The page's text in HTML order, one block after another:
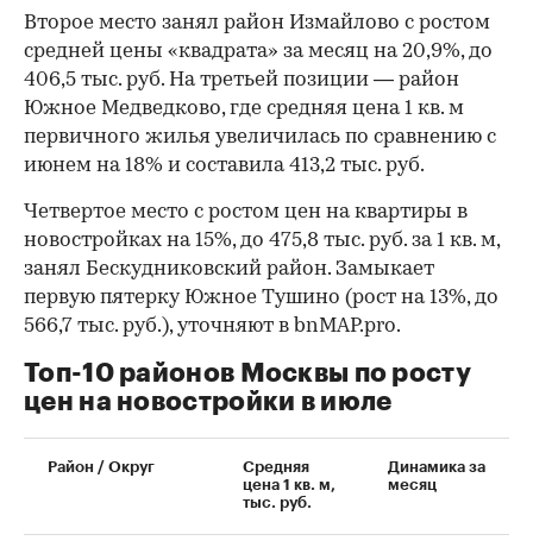
Второе место занял район Измайлово с ростом
средней цены «квадрата» за месяц на 20,9%, до
406,5 тыс. руб. На третьей позиции — район
Южное Медведково, где средняя цена 1 кв. м
первичного жилья увеличилась по сравнению с
июнем на 18% и составила 413,2 тыс. руб.
00:00 / 00:00
Четвертое место с ростом цен на квартиры в
новостройках на 15%, до 475,8 тыс. руб. за 1 кв. м,
занял Бескудниковский район. Замыкает
первую пятерку Южное Тушино (рост на 13%, до
566,7 тыс. руб.), уточняют в bnMAP.pro.
Топ-10 районов Москвы по росту
цен на новостройки в июле
Район / Округ
Средняя
цена 1 кв. м,
тыс. руб.
Динамика за
месяц